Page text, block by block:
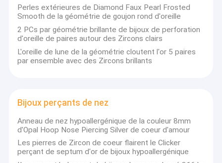
Perles extérieures de Diamond Faux Pearl Frosted
Smooth de la géométrie de goujon rond d'oreille
2 PCs par géométrie brillante de bijoux de perforation
d'oreille de paires autour des Zircons clairs
L'oreille de lune de la géométrie cloutent l'or 5 paires
par ensemble avec des Zircons brillants
Bijoux perçants de nez
Anneau de nez hypoallergénique de la couleur 8mm
d'Opal Hoop Nose Piercing Silver de coeur d'amour
Les pierres de Zircon de coeur flairent le Clicker
perçant de septum d'or de bijoux hypoallergénique